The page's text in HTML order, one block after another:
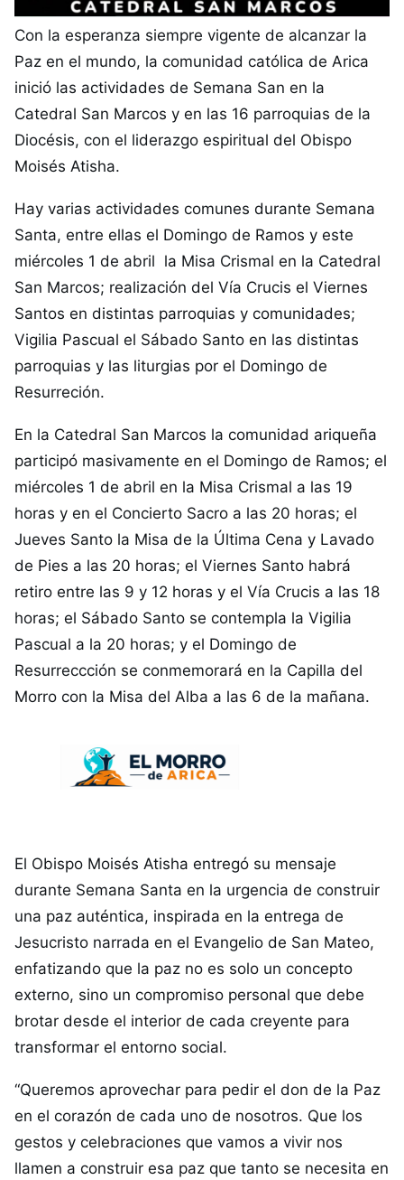
Con la esperanza siempre vigente de alcanzar la
Paz en el mundo, la comunidad católica de Arica
inició las actividades de Semana San en la
Catedral San Marcos y en las 16 parroquias de la
Diocésis, con el liderazgo espiritual del Obispo
Moisés Atisha.
Hay varias actividades comunes durante Semana
Santa, entre ellas el Domingo de Ramos y este
miércoles 1 de abril la Misa Crismal en la Catedral
San Marcos; realización del Vía Crucis el Viernes
Santos en distintas parroquias y comunidades;
Vigilia Pascual el Sábado Santo en las distintas
parroquias y las liturgias por el Domingo de
Resurreción.
En la Catedral San Marcos la comunidad ariqueña
participó masivamente en el Domingo de Ramos; el
miércoles 1 de abril en la Misa Crismal a las 19
horas y en el Concierto Sacro a las 20 horas; el
Jueves Santo la Misa de la Última Cena y Lavado
de Pies a las 20 horas; el Viernes Santo habrá
retiro entre las 9 y 12 horas y el Vía Crucis a las 18
horas; el Sábado Santo se contempla la Vigilia
Pascual a la 20 horas; y el Domingo de
Resurreccción se conmemorará en la Capilla del
Morro con la Misa del Alba a las 6 de la mañana.
El Obispo Moisés Atisha entregó su mensaje
durante Semana Santa en la urgencia de construir
una paz auténtica, inspirada en la entrega de
Jesucristo narrada en el Evangelio de San Mateo,
enfatizando que la paz no es solo un concepto
externo, sino un compromiso personal que debe
brotar desde el interior de cada creyente para
transformar el entorno social.
“Queremos aprovechar para pedir el don de la Paz
en el corazón de cada uno de nosotros. Que los
gestos y celebraciones que vamos a vivir nos
llamen a construir esa paz que tanto se necesita en